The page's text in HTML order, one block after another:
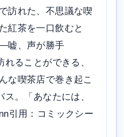
訪れた、不思議な喫
紅茶を一口飲むと
嘘、声が勝手
れることができる、
な喫茶店で巻き起こ
ス。「あなたには、
引用：コミックシー